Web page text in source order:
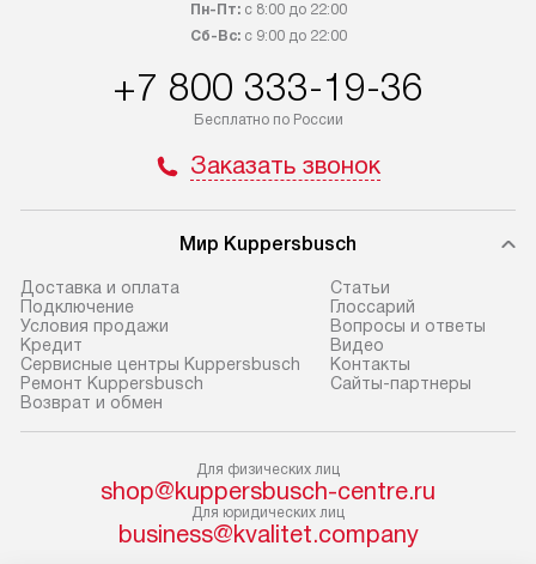
приобретения с менеджером сайта.
доставляются бесплатно
по Москве в пределах МКАД,
не предусмотрена.
доставки доставит упакованный
Если необходимо переместить
прибор до места установки,
пожалуйста, предварительно
уточните это с менеджером.
учитывать, что если размеры
прибора не позволяют ему пройти
через дверной проем, сотрудники
материалы.
Готовые
предполагают,
от категории,
установленной
разблокировку
Пн-Пт:с 8:00 до 22:00
Сб-Вс:с 9:00 до 22:00
+7 800 333-19-36
Бесплатно по России
Заказать звонок
Мир Kuppersbusch
Доставка и оплата
Подключение
Условия продажи
Кредит
Сервисные центры Kuppersbusch
Ремонт Kuppersbusch
Возврат и обмен
Cтатьи
Глоссарий
Вопросы и ответы
Видео
Контакты
Сайты-партнеры
Для физических лиц
shop@kuppersbusch-centre.ru
Для юридических лиц
business@kvalitet.company